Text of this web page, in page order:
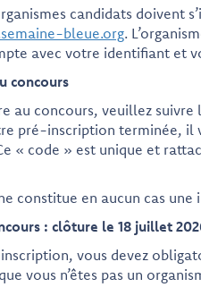
candidats doivent
bleue.org.
avec votre identifiant et
concours
au concours, veuillez
pré-inscription terminée,
« code » est unique et
constitue en aucun cas une
: clôture le 18 juillet
vous devez
vous n’êtes pas un